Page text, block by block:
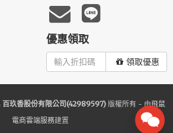
優惠領取
領取優惠
百玖香股份有限公司(42989597) 版權所有 - 由飛鼠
電商雲端服務建置